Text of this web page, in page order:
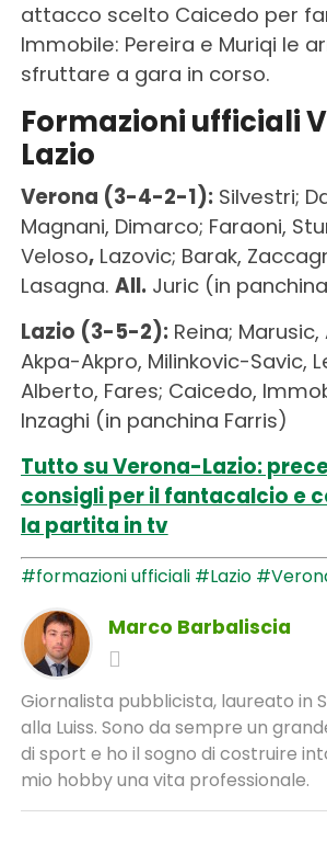
attacco scelto Caicedo per
Immobile: Pereira e Muriqi le
sfruttare a gara in corso.
Formazioni ufficiali
Lazio
Verona (3-4-2-1):Silvestri;
Magnani, Dimarco; Faraoni,
Veloso,Lazovic; Barak,
Lasagna. All. Juric (in
Lazio (3-5-2):Reina; Marusic,
Akpa-Akpro, Milinkovic-Savic,
Alberto, Fares; Caicedo,
Inzaghi (in panchina Farris)
Tutto su Verona-Lazio:
consigli per il fantacalcio e
la partita in tv
#formazioni ufficiali #Lazio
Marco Barbaliscia
Giornalista pubblicista, laureato in
alla Luiss. Sono da sempre un
di sport e ho il sogno di costruire
mio hobby una vita professionale.